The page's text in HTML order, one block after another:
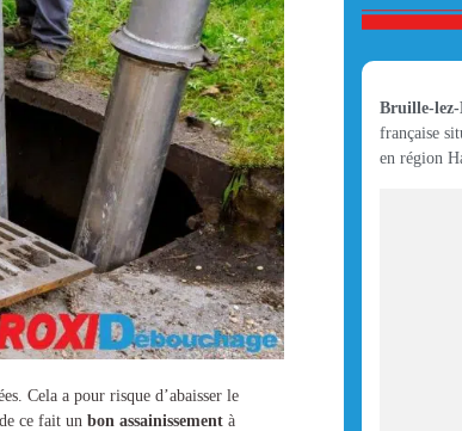
Cela a pour risque d’abaisser le
ce fait un bon assainissement à
Bruille-lez-
française
en région